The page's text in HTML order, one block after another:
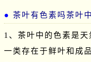
茶叶有色素吗茶叶
1、茶叶中的色素是
一类存在于鲜叶和成